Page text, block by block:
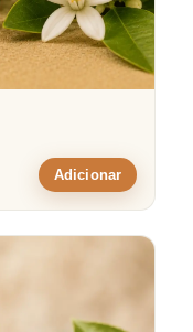
Adicionar